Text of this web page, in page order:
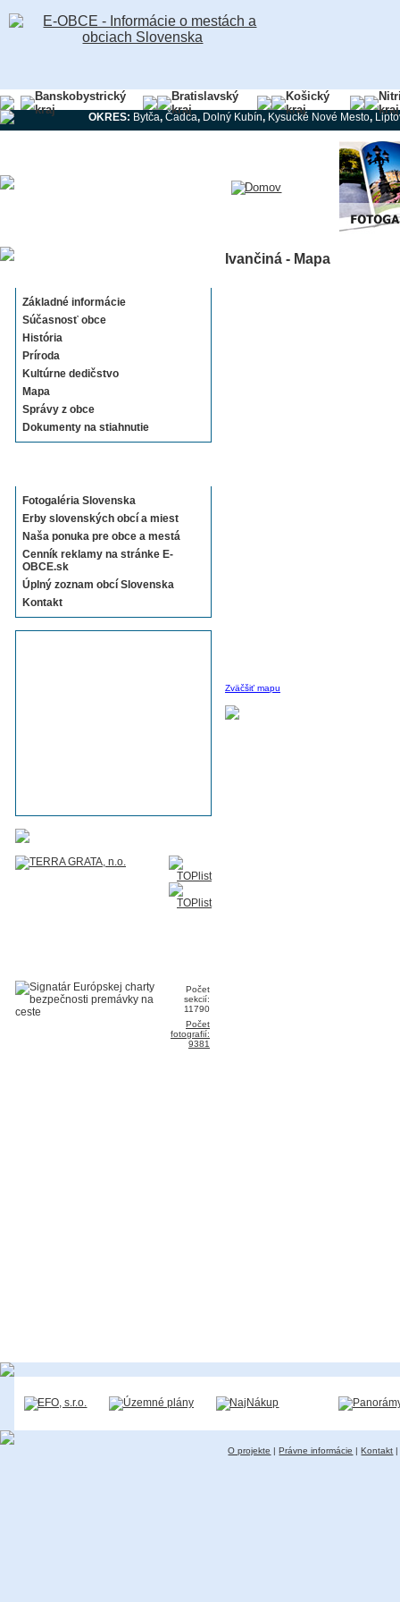
Banskobystrický
kraj
Bratislavský
kraj
Košický
kraj
kraj
OKRES: Bytča, Čadca, Dolný Kubín, Kysucké Nové Mesto,
Základné informácie
Súčasnosť obce
História
Príroda
Kultúrne dedičstvo
Mapa
Správy z obce
Dokumenty na stiahnutie
Fotogaléria Slovenska
Erby slovenských obcí a miest
Naša ponuka pre obce a mestá
Cenník reklamy na stránke E-
OBCE.sk
Úplný zoznam obcí Slovenska
Kontakt
Počet
sekcií:
11790
Počet
fotografií:
9381
Ivančiná - Mapa
Zväčšiť mapu
O projekte |Právne informácie |Kontakt